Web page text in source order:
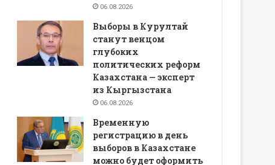
06.08.2026
Выборы в Курултай
станут венцом
глубоких
политических реформ
Казахстана — эксперт
из Кыргызстана
06.08.2026
Временную
регистрацию в день
выборов в Казахстане
можно будет оформить